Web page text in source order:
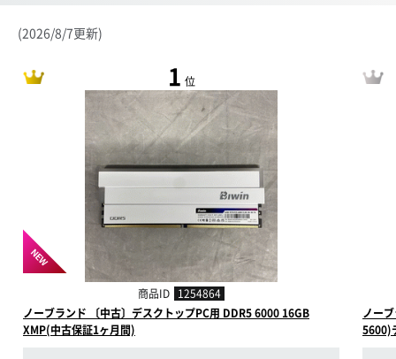
(2026/8/7更新)
1 位
NEW
商品ID 1254864
ノーブランド 〔中古〕デスクトップPC用 DDR5 6000 16GB
XMP(中古保証1ヶ月間)
ノー
5600)